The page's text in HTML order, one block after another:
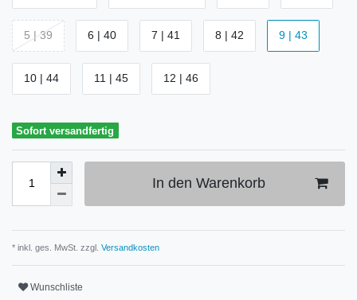
5 | 39 6 | 40 7 | 41 8 | 42 9 | 43
10 | 44 11 | 45 12 | 46
Sofort versandfertig
In den Warenkorb
* inkl. ges. MwSt. zzgl. Versandkosten
Wunschliste